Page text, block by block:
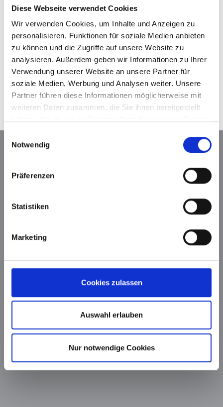
Diese Webseite verwendet Cookies
Wir verwenden Cookies, um Inhalte und Anzeigen zu
personalisieren, Funktionen für soziale Medien anbieten
zu können und die Zugriffe auf unsere Website zu
analysieren. Außerdem geben wir Informationen zu Ihrer
Verwendung unserer Website an unsere Partner für
soziale Medien, Werbung und Analysen weiter. Unsere
Partner führen diese Informationen möglicherweise mit
weiteren Daten zusammen, die Sie ihnen bereitgestellt
Notwendig
Präferenzen
Statistiken
Marketing
Cookies zulassen
Auswahl erlauben
Nur notwendige Cookies
* Pflichtfeld
* Ich habe dieDatenschutzbestimmungenzur Kenntnis
genommen.
Absenden
Heiligenstädter Reißverschluß GmbH Co. KG
Telefon: +49 (0)3606 / 55 221 0
info@h-rv.de